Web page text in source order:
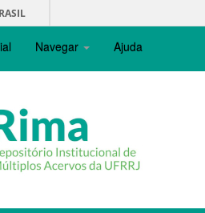
Navegar Ajuda